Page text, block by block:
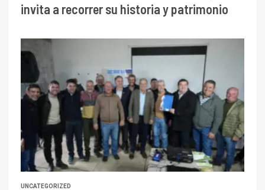
invita a recorrer su historia y patrimonio
UNCATEGORIZED